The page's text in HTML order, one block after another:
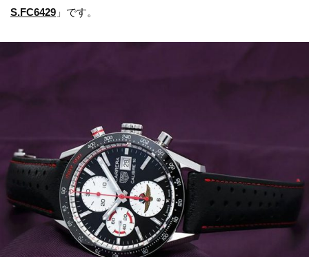
S.FC6429 」です。